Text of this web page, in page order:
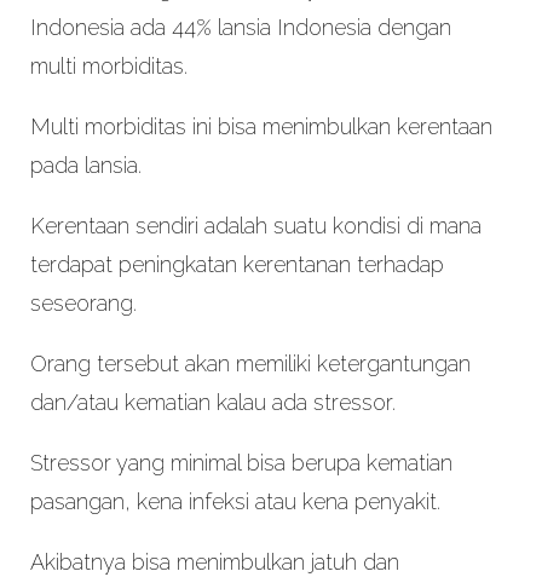
Indonesia ada 44% lansia Indonesia dengan
multi morbiditas.
Multi morbiditas ini bisa menimbulkan kerentaan
pada lansia.
Kerentaan sendiri adalah suatu kondisi di mana
terdapat peningkatan kerentanan terhadap
seseorang.
Orang tersebut akan memiliki ketergantungan
dan/atau kematian kalau ada stressor.
Stressor yang minimal bisa berupa kematian
pasangan, kena infeksi atau kena penyakit.
Akibatnya bisa menimbulkan jatuh dan